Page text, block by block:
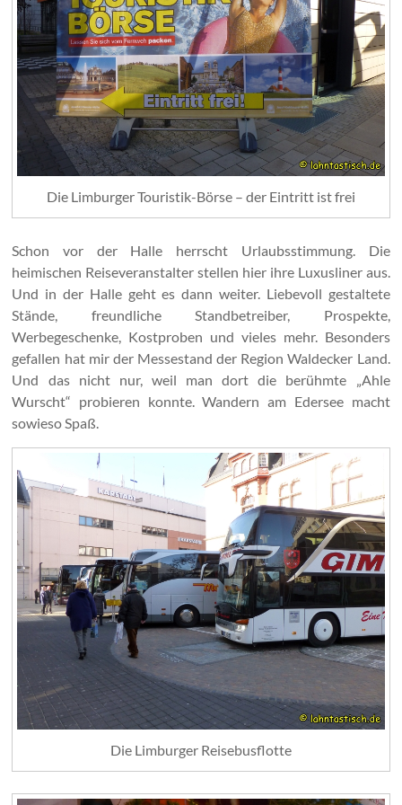
Die Limburger Touristik-Börse – der Eintritt ist frei
Schon vor der Halle herrscht Urlaubsstimmung. Die
heimischen Reiseveranstalter stellen hier ihre Luxusliner aus.
Und in der Halle geht es dann weiter. Liebevoll gestaltete
Stände, freundliche Standbetreiber, Prospekte,
Werbegeschenke, Kostproben und vieles mehr. Besonders
gefallen hat mir der Messestand der Region Waldecker Land.
Und das nicht nur, weil man dort die berühmte „Ahle
Wurscht“ probieren konnte. Wandern am Edersee macht
sowieso Spaß.
Die Limburger Reisebusflotte